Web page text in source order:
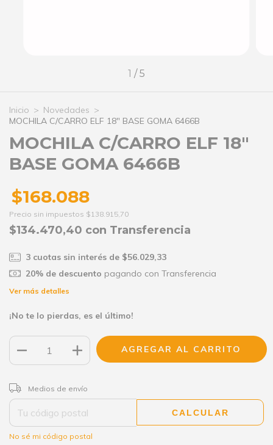
1 /5
Inicio > Novedades >
MOCHILA C/CARRO ELF 18" BASE GOMA 6466B
MOCHILA C/CARRO ELF 18"
BASE GOMA 6466B
$168.088
Precio sin impuestos $138.915,70
$134.470,40 con Transferencia
3 cuotas sin interés de $56.029,33
20% de descuento pagando con Transferencia
Ver más detalles
¡No te lo pierdas, es el último!
Entregas para el CP:
Medios de envío
CALCULAR
No sé mi código postal